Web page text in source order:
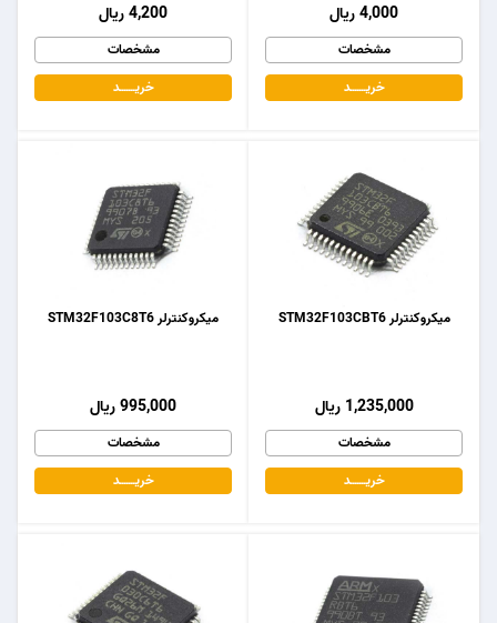
4,200 ریال
مشخصات
خریـــــــد
4,000 ریال
مشخصات
خریـــــــد
میکروکنترلر STM32F103C8T6
995,000 ریال
مشخصات
خریـــــــد
میکروکنترلر STM32F103CBT6
1,235,000 ریال
مشخصات
خریـــــــد